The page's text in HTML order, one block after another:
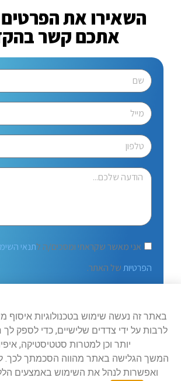
השאירו את הפרטים
אתכם קשר
אני מאשר שקראתי ומסכים/ה לתנאי
הפרטיותשל האתר.
לרבות על ידי צדדים שלישיים, כדי לספק לך
יותר וכן למטרות סטטיסטיקה,
המשך הגלישה באתר מהווה הסכמתך לכך.
ואפשרות לנהל את השימוש באמצעים